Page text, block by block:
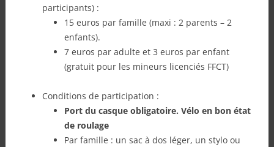
participants) :
15 euros par famille (maxi : 2 parents – 2
enfants).
7 euros par adulte et 3 euros par enfant
(gratuit pour les mineurs licenciés FFCT)
Conditions de participation :
Port du casque obligatoire. Vélo en bon état
de roulage
Par famille : un sac à dos léger, un stylo ou